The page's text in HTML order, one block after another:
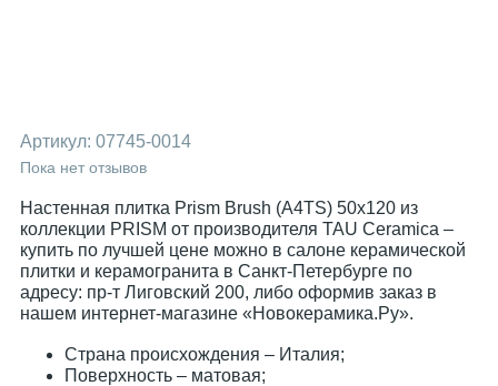
Артикул: 07745-0014
Пока нет отзывов
Настенная плитка Prism Brush (A4TS) 50x120 из
коллекции PRISM от производителя TAU Ceramica –
купить по лучшей цене можно в салоне керамической
плитки и керамогранита в Санкт-Петербурге по
адресу: пр-т Лиговский 200, либо оформив заказ в
нашем интернет-магазине «Новокерамика.Ру».
Страна происхождения – Италия;
Поверхность – матовая;